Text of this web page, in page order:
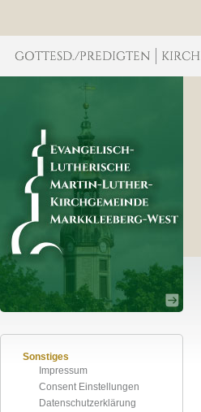
Sonstiges
Impressum
Consent Einstellungen
Datenschutzerklärung